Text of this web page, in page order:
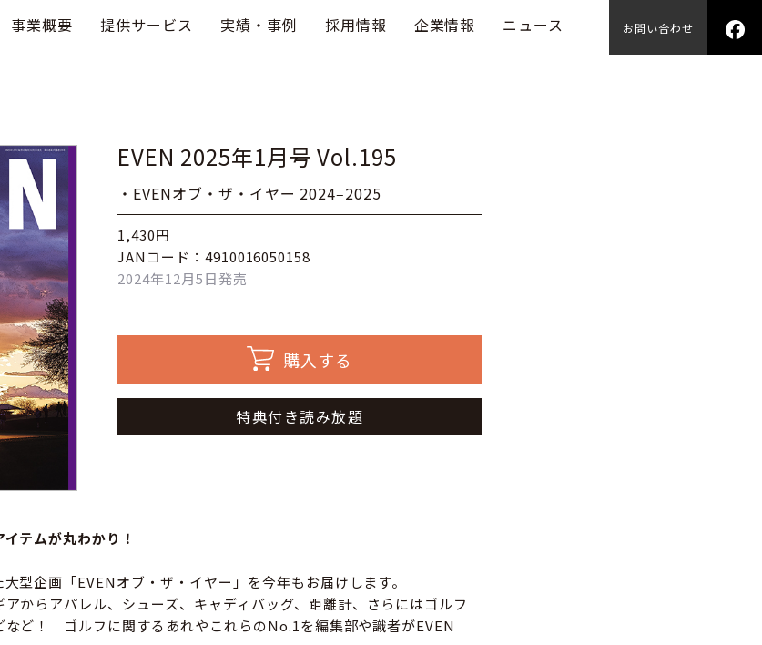
事業概要 提供サービス 実績・事例 採用情報 企業情報 ニュース お問い合わせ
EVEN 2025年1月号 Vol.195
・EVENオブ・ザ・イヤー 2024‒2025
1,430円
JANコード：4910016050158
2024年12月5日発売
購入する
特典付き読み放題
テムが丸わかり！
型企画「EVENオブ・ザ・イヤー」を今年もお届けします。
からアパレル、シューズ、キャディバッグ、距離計、さらにはゴルフ
など！ ゴルフに関するあれやこれらのNo.1を編集部や識者がEVEN